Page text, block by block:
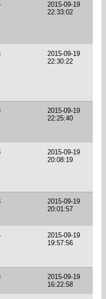
2015-09-19
22:33:02
2015-09-19
22:30:22
2015-09-19
22:25:40
2015-09-19
20:08:19
2015-09-19
20:01:57
2015-09-19
19:57:56
2015-09-19
16:22:58